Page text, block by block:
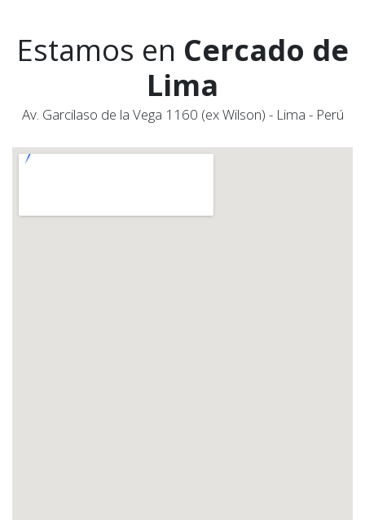
Estamos en Cercado de
Lima
Av. Garcilaso de la Vega 1160 (ex Wilson) - Lima - Perú